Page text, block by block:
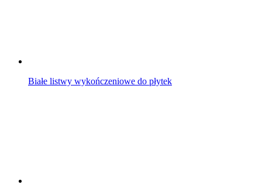
Białe listwy wykończeniowe do płytek